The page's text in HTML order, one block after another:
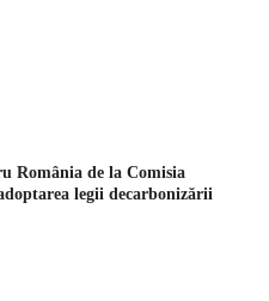
România de la Comisia
legii decarbonizării